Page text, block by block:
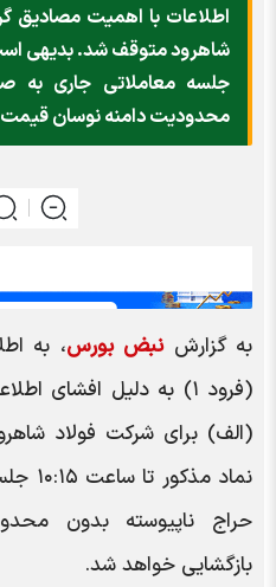
اطلاعات با اهمیت مصادیق
جلسه معاملاتی جاری به
محدودیت دامنه نوسان
به گزارشنبض بورس، به
(فرود ۱) به دلیل افشای
(الف) برای شرکت فولاد
نماد
حراج ناپیوسته بدون
بازگشایی خواهد شد.